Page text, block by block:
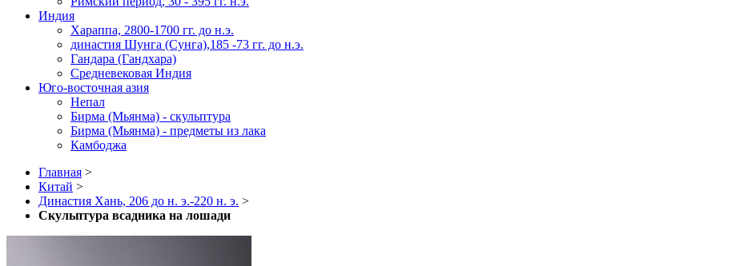
Индия
Хараппа, 2800-1700 гг. до н.э.
династия Шунга (Сунга),185 -73 гг. до н.э.
Гандара (Гандхара)
Средневековая Индия
Юго-восточная азия
Непал
Бирма (Мьянма) - скульптура
Бирма (Мьянма) - предметы из лака
Камбоджа
Главная >
Китай >
Династия Хань, 206 до н. э.-220 н. э. >
Скульптура всадника на лошади